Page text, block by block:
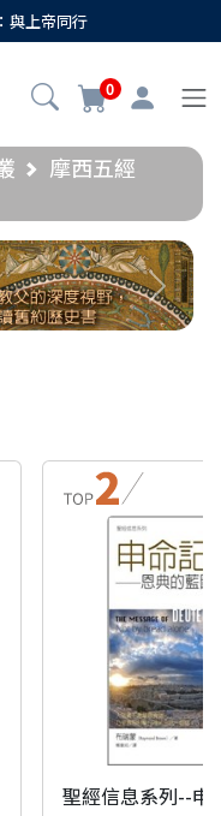
與上帝同行
0
摩西五經
Next
聖經信息系列--申